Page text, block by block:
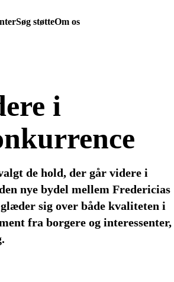
Søg støtteOm os
i
de hold, der går videre i
nye bydel mellem Fredericias
sig over både kvaliteten i
fra borgere og interessenter,